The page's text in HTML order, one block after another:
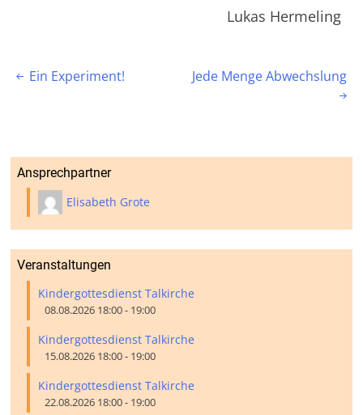
Lukas Hermeling
Beitragsnavigation
 Ein Experiment! Jede Menge Abwechslung

Ansprechpartner
Elisabeth Grote
Veranstaltungen
Kindergottesdienst Talkirche
08.08.2026 18:00 - 19:00
Kindergottesdienst Talkirche
15.08.2026 18:00 - 19:00
Kindergottesdienst Talkirche
22.08.2026 18:00 - 19:00